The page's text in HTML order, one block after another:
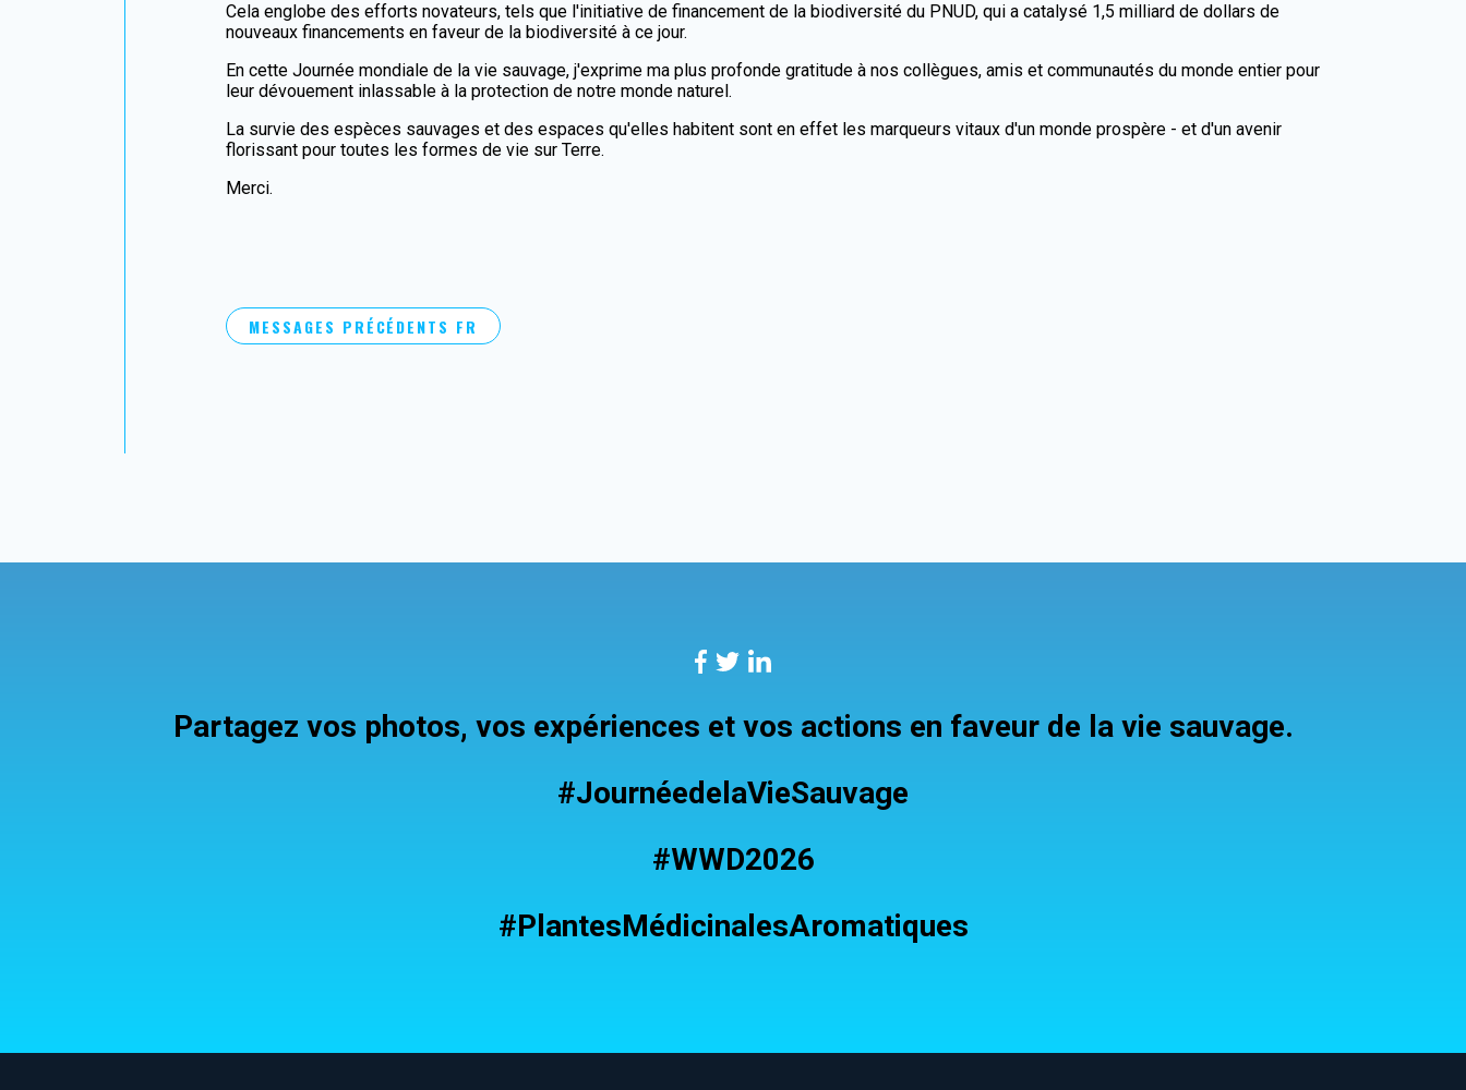
Cela englobe des efforts novateurs, tels que l'initiative de financement de la biodiversité du PNUD, qui a catalysé 1,5 milliard de dollars de
nouveaux financements en faveur de la biodiversité à ce jour.
En cette Journée mondiale de la vie sauvage, j'exprime ma plus profonde gratitude à nos collègues, amis et communautés du monde entier pour
leur dévouement inlassable à la protection de notre monde naturel.
La survie des espèces sauvages et des espaces qu'elles habitent sont en effet les marqueurs vitaux d'un monde prospère - et d'un avenir
florissant pour toutes les formes de vie sur Terre.
Merci.
MESSAGES PRÉCÉDENTS FR
Partagez vos photos, vos expériences et vos actions en faveur de la vie sauvage.
#JournéedelaVieSauvage
#WWD2026
#PlantesMédicinalesAromatiques